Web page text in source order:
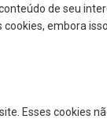
de seu
embora
Esses cookies